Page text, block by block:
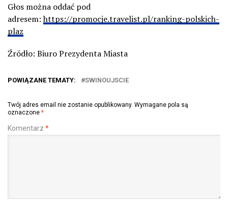
Głos można oddać pod
adresem:https://promocje.travelist.pl/ranking-polskich-
plaz
Źródło: Biuro Prezydenta Miasta
POWIĄZANE TEMATY: SWINOUJSCIE
Twój adres email nie zostanie opublikowany. Wymagane pola są
oznaczone *
Komentarz *